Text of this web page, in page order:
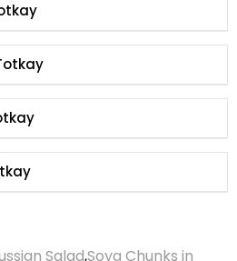
Salad,Soya Chunks in